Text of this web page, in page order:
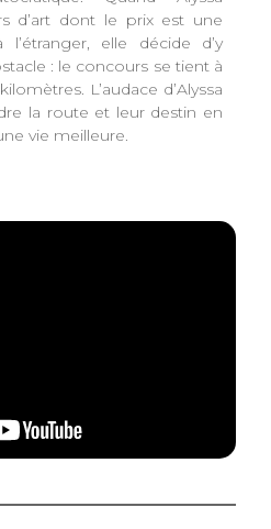
d’art dont le prix est une
l’étranger, elle décide d’y
: le concours se tient à
L’audace d’Alyssa
la route et leur destin en
vie meilleure.